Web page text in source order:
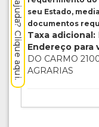
seu Estado,
documentos
Taxa adicional:
Endereço para
DO CARMO
AGRARIAS